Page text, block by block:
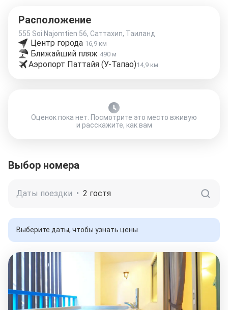
Расположение
555 Soi Najomtien 56, Саттахип, Таиланд
Центр города 16,9 км
Ближайший пляж 490 м
Аэропорт Паттайя (У-Тапао)14,9 км
Оценок пока нет. Посмотрите это место вживую
и расскажите, как вам
Выбор номера
Даты поездки • 2 гостя
Выберите даты, чтобы узнать цены